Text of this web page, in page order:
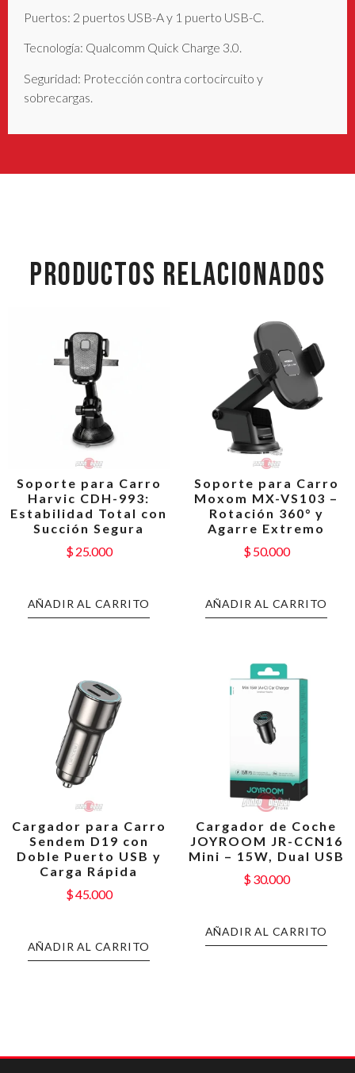
Puertos: 2 puertos USB-A y 1 puerto USB-C.
Tecnología: Qualcomm Quick Charge 3.0.
Seguridad: Protección contra cortocircuito y
sobrecargas.
PRODUCTOS RELACIONADOS
Soporte para Carro
Harvic CDH-993:
Estabilidad Total con
Succión Segura
$25.000
AÑADIR AL CARRITO
Soporte para Carro
Moxom MX-VS103 –
Rotación 360° y
Agarre Extremo
$50.000
AÑADIR AL CARRITO
Cargador para Carro
Sendem D19 con
Doble Puerto USB y
Carga Rápida
$45.000
AÑADIR AL CARRITO
Cargador de Coche
JOYROOM JR-CCN16
Mini – 15W, Dual USB
$30.000
AÑADIR AL CARRITO